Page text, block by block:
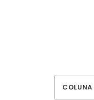
COLUNA